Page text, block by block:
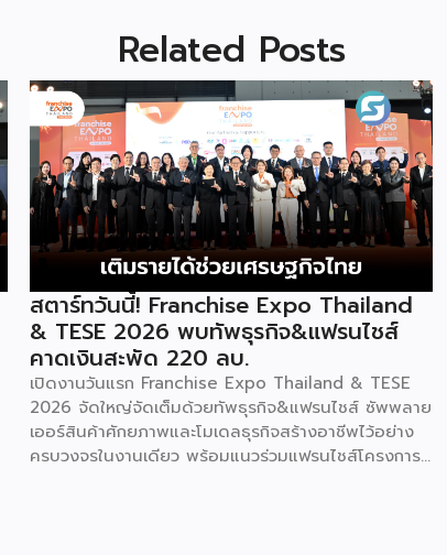
Related Posts
สตาร์ทวันนี้! Franchise Expo Thailand
& TESE 2026 พบทัพธุรกิจ&แฟรนไชส์
คาดเงินสะพัด 220 ลบ.
เปิดงานวันแรก Franchise Expo Thailand & TESE
2026 จัดใหญ่จัดเต็มด้วยทัพธุรกิจ&แฟรนไชส์ ซัพพลาย
เออร์สินค้าศักยภาพและโมเดลธุรกิจสร้างอาชีพไว้อย่าง
ครบวงจรในงานเดียว พร้อมแนวร่วมแฟรนไชส์โครงการ